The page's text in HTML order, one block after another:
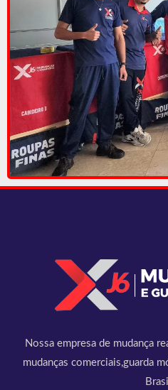
Nossa empresa de mudança
mudanças comerciais,guarda